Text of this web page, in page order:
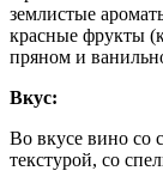
землистые
красные фрукты
пряном и
Вкус:
Во вкусе вино со
текстурой, со